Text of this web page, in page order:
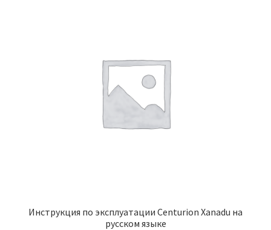
Инструкция по эксплуатации Centurion Xanadu на
русском языке